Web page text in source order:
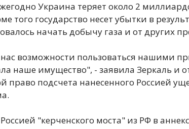
Украина теряет около 2
того государство несет убытки в
начать добычу газа и от других
возможности пользоваться нашими
наше имущество", - заявила Зеркаль и
право подсчета нанесенного Россией
"керченского моста" из РФ в